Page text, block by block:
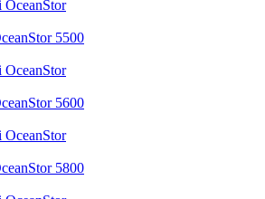
5500
5600
5800